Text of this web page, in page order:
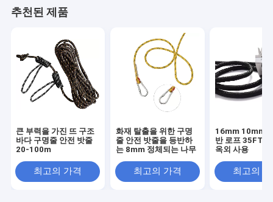
추천된 제품
큰 부력을 가진 뜨 구조
바다 구명줄 안전 밧줄
20-100m
최고의 가격
화재 탈출을 위한 구명
줄 안전 밧줄을 등반하
는 8mm 정체되는 나무
최고의 가격
16mm 10mm
반 로프 35FT
옥외 사용
최고의